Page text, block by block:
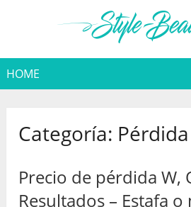
HOME
Categoría:
Precio de pérdida W,
Resultados – Estafa o